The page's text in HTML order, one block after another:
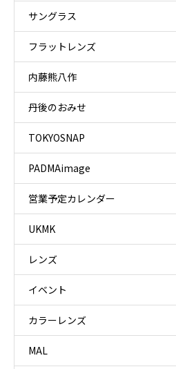
サングラス
フラットレンズ
内藤熊八作
丹後のおみせ
TOKYOSNAP
PADMAimage
営業予定カレンダー
UKMK
レンズ
イベント
カラーレンズ
MAL